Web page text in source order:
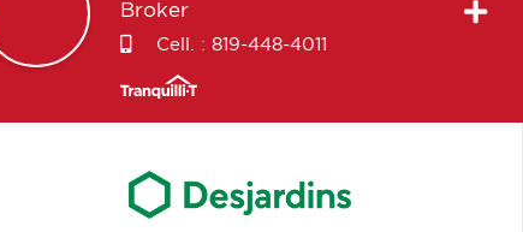
Broker
Cell. : 819-448-4011